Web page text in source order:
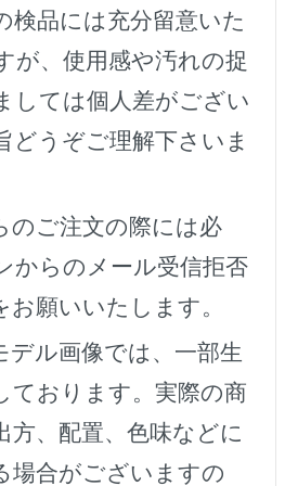
検品には充分留意いた
が、使用感や汚れの捉
しては個人差がござい
どうぞご理解下さいま
のご注文の際には必
からのメール受信拒否
お願いいたします。
デル画像では、一部生
ております。実際の商
方、配置、色味などに
場合がございますの